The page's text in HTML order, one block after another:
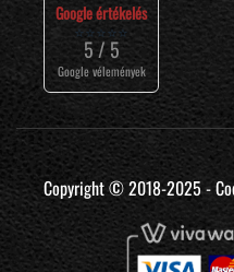
Google értékelés
⭐⭐⭐⭐⭐
5 / 5
Google vélemények
Copyright © 2018-2025 -